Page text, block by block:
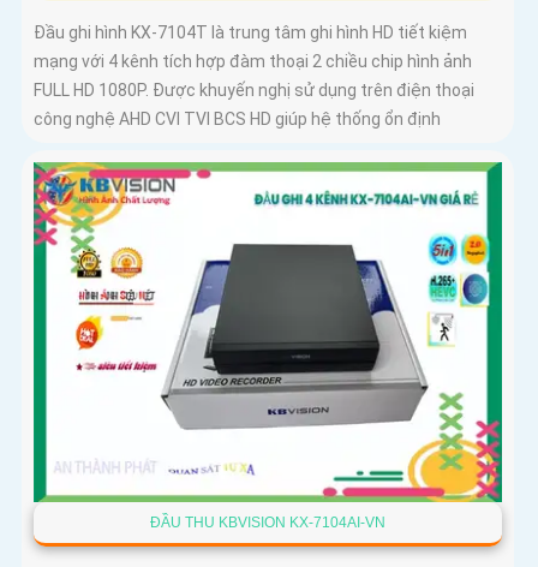
Đầu ghi hình KX-7104T là trung tâm ghi hình HD tiết kiệm
mạng với 4 kênh tích hợp đàm thoại 2 chiều chip hình ảnh
FULL HD 1080P. Được khuyến nghị sử dụng trên điện thoại
công nghệ AHD CVI TVI BCS HD giúp hệ thống ổn định
ĐẦU THU KBVISION KX-7104AI-VN